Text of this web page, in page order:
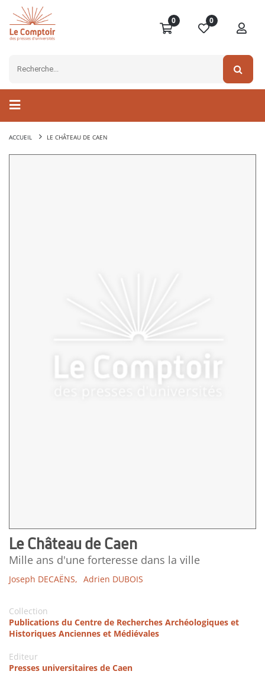
0 0
ACCUEIL LE CHÂTEAU DE CAEN
Le Château de Caen
Mille ans d'une forteresse dans la ville
Joseph DECAËNS, Adrien DUBOIS
Collection
Publications du Centre de Recherches Archéologiques et
Historiques Anciennes et Médiévales
Editeur
Presses universitaires de Caen